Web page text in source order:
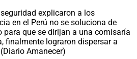
explicaron a los
en el Perú no se soluciona de
para que se dirijan a una comisaría
finalmente lograron dispersar a
Amanecer)